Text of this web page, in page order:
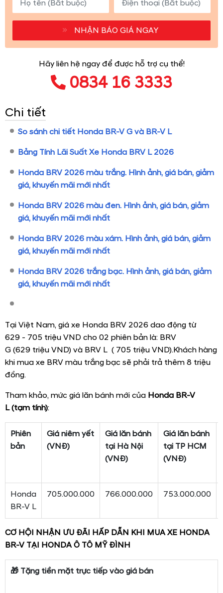
NHẬN BÁO GIÁ NGAY
Hãy liên hệ ngay để được hỗ trợ cụ thể!
0834 16 3333
Chi tiết
So sánh chi tiết Honda BR-V G và BR-V L
Bảng Tính Lãi Suất Xe Honda BRV L 2026
Honda BRV 2026 màu trắng. Hình ảnh, giá bán, giảm
giá, khuyến mãi mới nhất
Honda BRV 2026 màu đen. Hình ảnh, giá bán, giảm
giá, khuyến mãi mới nhất
Honda BRV 2026 màu xám. Hình ảnh, giá bán, giảm
giá, khuyến mãi mới nhất
Honda BRV 2026 trắng bạc. Hình ảnh, giá bán, giảm
giá, khuyến mãi mới nhất
Tại Việt Nam, giá xe Honda BRV 2026 dao động từ
629 - 705 triệu VND cho 02 phiên bản là: BRV
G (629 triệu VND) và BRV L ( 705 triệu VND).Khách hàng
khi mua xe BRV màu trắng bạc sẽ phải trả thêm 8 triệu
đồng.
Tham khảo, mức giá lăn bánh mới của Honda BR-V
L (tạm tính):
Phiên
bản
Giá niêm yết
(VNĐ)
Giá lăn bánh
tại Hà Nội
(VNĐ)
Giá lăn bánh
tại TP HCM
(VNĐ)
Honda
BR-V L
705.000.000 766.000.000 753.000.000
CƠ HỘI NHẬN ƯU ĐÃI HẤP DẪN KHI MUA XE HONDA
BR-V TẠI HONDA Ô TÔ MỸ ĐÌNH
🎁 Tặng tiền mặt trực tiếp vào giá bán